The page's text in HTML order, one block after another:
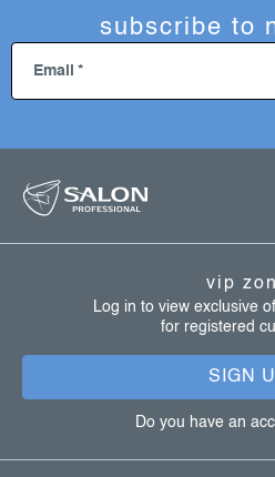
subscribe to
Email
vip
Log in to view exclusive
for registered
SIGN
Do you have an